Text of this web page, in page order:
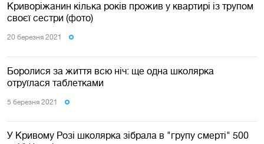
Криворіжанин кілька років прожив у квартирі із трупом
своєї сестри (фото)
20 березня 2021
Боролися за життя всю ніч: ще одна школярка
отруїлася таблетками
5 березня 2021
У Кривому Розі школярка зібрала в "групу смерті" 500